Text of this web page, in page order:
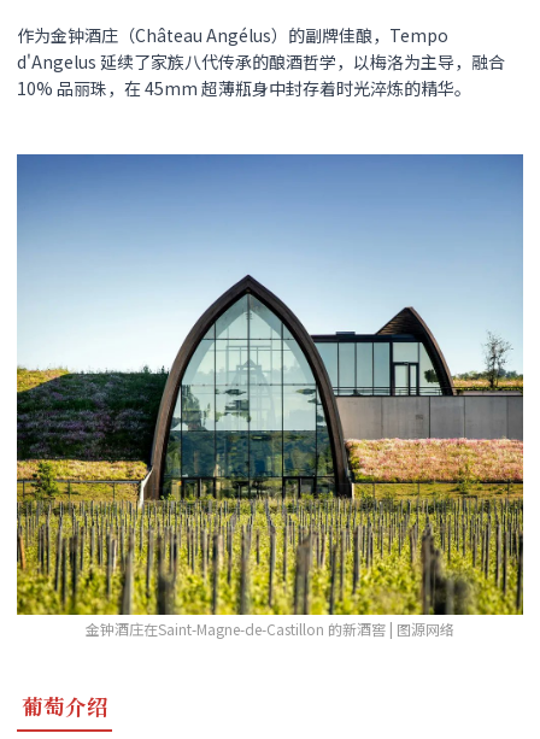
作为金钟酒庄（Château Angélus）的副牌佳酿，Tempo
d'Angelus 延续了家族八代传承的酿酒哲学，以梅洛为主导，融合
10% 品丽珠，在 45mm 超薄瓶身中封存着时光淬炼的精华。
金钟酒庄在Saint-Magne-de-Castillon 的新酒窖 | 图源网络
葡萄介绍